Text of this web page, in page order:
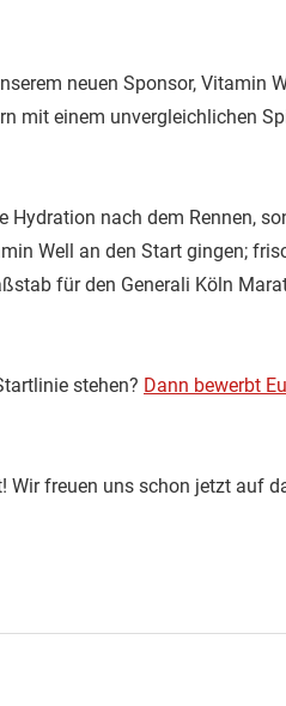
neuen Sponsor, Vitamin
mit einem unvergleichlichen
nach dem Rennen,
Well an den Start gingen;
für den Generali Köln
stehen? Dann bewerbt
Wir freuen uns schon jetzt auf